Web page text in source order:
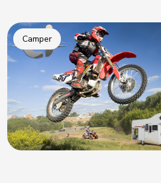
Camper